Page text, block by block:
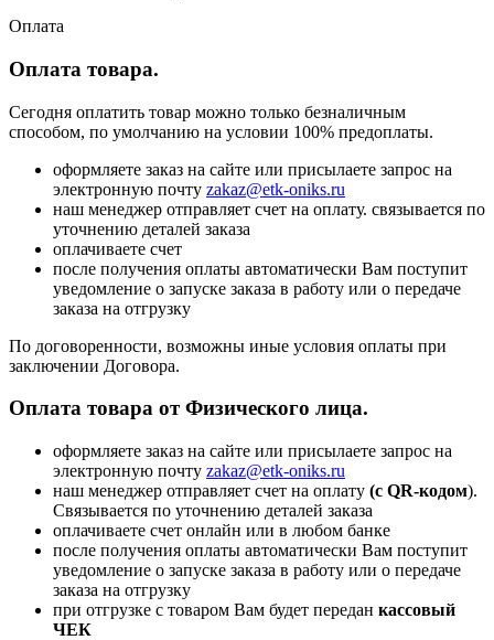
Оплата
Оплата товара.
Сегодня оплатить товар можно только безналичным
способом, по умолчанию на условии 100% предоплаты.
оформляете заказ на сайте или присылаете запрос на
электронную почту zakaz@etk-oniks.ru
наш менеджер отправляет счет на оплату. связывается по
уточнению деталей заказа
оплачиваете счет
после получения оплаты автоматически Вам поступит
уведомление о запуске заказа в работу или о передаче
заказа на отгрузку
По договоренности, возможны иные условия оплаты при
заключении Договора.
Оплата товара от Физического лица.
оформляете заказ на сайте или присылаете запрос на
электронную почту zakaz@etk-oniks.ru
наш менеджер отправляет счет на оплату (с QR-кодом).
Связывается по уточнению деталей заказа
оплачиваете счет онлайн или в любом банке
после получения оплаты автоматически Вам поступит
уведомление о запуске заказа в работу или о передаче
заказа на отгрузку
при отгрузке с товаром Вам будет передан кассовый
ЧЕК